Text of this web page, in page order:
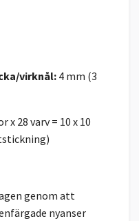
virknål:4 mm (3
x 28 varv = 10 x 10
genom att
nyanser